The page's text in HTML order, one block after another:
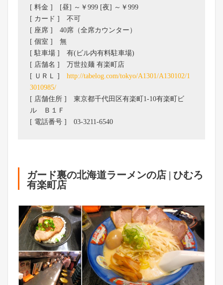
[ 料金 ] [昼] ～￥999 [夜] ～￥999
[ カード ] 不可
[ 座席 ] 40席（全席カウンター）
[ 個室 ] 無
[ 駐車場 ] 有(ビル内有料駐車場)
[ 店舗名 ] 万世拉麺 有楽町店
[ ＵＲＬ ] http://tabelog.com/tokyo/A1301/A130102/1
3010985/
[ 店舗住所 ] 東京都千代田区有楽町1-10有楽町ビ
ル Ｂ１Ｆ
[ 電話番号 ] 03-3211-6540
ガード裏の北海道ラーメンの店 | ひむろ
有楽町店